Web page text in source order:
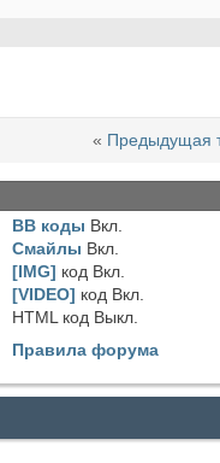
« Предыдущая
BB коды Вкл.
Смайлы Вкл.
[IMG] код Вкл.
[VIDEO] код Вкл.
HTML код Выкл.
Правила форума